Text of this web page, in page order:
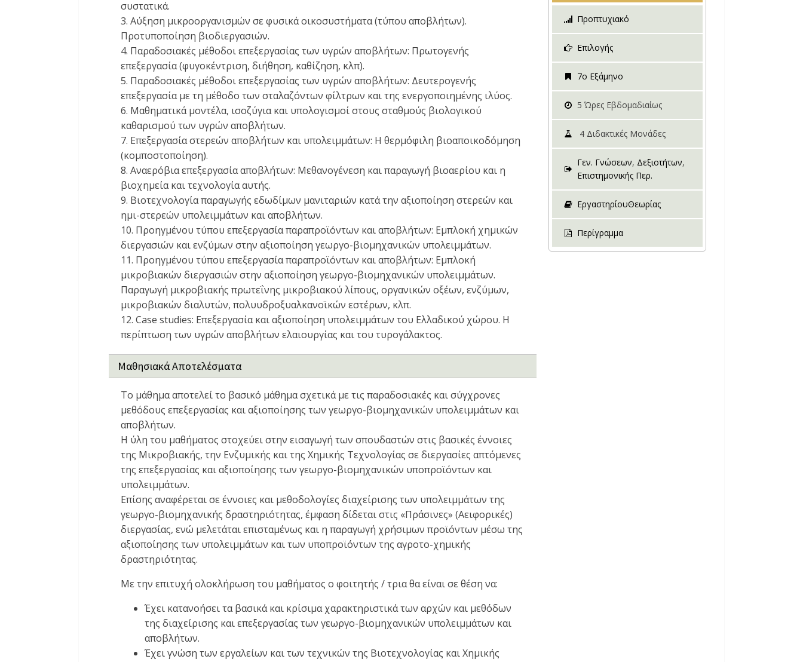
συστατικά.
3. Αύξηση μικροοργανισμών σε φυσικά οικοσυστήματα (τύπου αποβλήτων).
Προτυποποίηση βιοδιεργασιών.
4. Παραδοσιακές μέθοδοι επεξεργασίας των υγρών αποβλήτων: Πρωτογενής
επεξεργασία (φυγοκέντριση, διήθηση, καθίζηση, κλπ).
5. Παραδοσιακές μέθοδοι επεξεργασίας των υγρών αποβλήτων: Δευτερογενής
επεξεργασία με τη μέθοδο των σταλαζόντων φίλτρων και της ενεργοποιημένης ιλύος.
6. Μαθηματικά μοντέλα, ισοζύγια και υπολογισμοί στους σταθμούς βιολογικού
καθαρισμού των υγρών αποβλήτων.
7. Επεξεργασία στερεών αποβλήτων και υπολειμμάτων: Η θερμόφιλη βιοαποικοδόμηση
(κομποστοποίηση).
8. Αναερόβια επεξεργασία αποβλήτων: Μεθανογένεση και παραγωγή βιοαερίου και η
βιοχημεία και τεχνολογία αυτής.
9. Βιοτεχνολογία παραγωγής εδωδίμων μανιταριών κατά την αξιοποίηση στερεών και
ημι-στερεών υπολειμμάτων και αποβλήτων.
10. Προηγμένου τύπου επεξεργασία παραπροϊόντων και αποβλήτων: Εμπλοκή χημικών
διεργασιών και ενζύμων στην αξιοποίηση γεωργο-βιομηχανικών υπολειμμάτων.
11. Προηγμένου τύπου επεξεργασία παραπροϊόντων και αποβλήτων: Εμπλοκή
μικροβιακών διεργασιών στην αξιοποίηση γεωργο-βιομηχανικών υπολειμμάτων.
Παραγωγή μικροβιακής πρωτεΐνης μικροβιακού λίπους, οργανικών οξέων, ενζύμων,
μικροβιακών διαλυτών, πολυυδροξυαλκανοϊκών εστέρων, κλπ.
12. Case studies: Επεξεργασία και αξιοποίηση υπολειμμάτων του Ελλαδικού χώρου. Η
περίπτωση των υγρών αποβλήτων ελαιουργίας και του τυρογάλακτος.
Μαθησιακά Αποτελέσματα
Το μάθημα αποτελεί το βασικό μάθημα σχετικά με τις παραδοσιακές και σύγχρονες
μεθόδους επεξεργασίας και αξιοποίησης των γεωργο-βιομηχανικών υπολειμμάτων και
αποβλήτων.
Η ύλη του μαθήματος στοχεύει στην εισαγωγή των σπουδαστών στις βασικές έννοιες
της Μικροβιακής, την Ενζυμικής και της Χημικής Τεχνολογίας σε διεργασίες απτόμενες
της επεξεργασίας και αξιοποίησης των γεωργο-βιομηχανικών υποπροϊόντων και
υπολειμμάτων.
Επίσης αναφέρεται σε έννοιες και μεθοδολογίες διαχείρισης των υπολειμμάτων της
γεωργο-βιομηχανικής δραστηριότητας, έμφαση δίδεται στις «Πράσινες» (Αειφορικές)
διεργασίας, ενώ μελετάται επισταμένως και η παραγωγή χρήσιμων προϊόντων μέσω της
αξιοποίησης των υπολειμμάτων και των υποπροϊόντων της αγροτο-χημικής
δραστηριότητας.
Με την επιτυχή ολοκλήρωση του μαθήματος ο φοιτητής / τρια θα είναι σε θέση να:
Έχει κατανοήσει τα βασικά και κρίσιμα χαρακτηριστικά των αρχών και μεθόδων
της διαχείρισης και επεξεργασίας των γεωργο-βιομηχανικών υπολειμμάτων και
αποβλήτων.
Έχει γνώση των εργαλείων και των τεχνικών της Βιοτεχνολογίας και Χημικής
Προπτυχιακό
Επιλογής
7ο Εξάμηνο
5 Ώρες Εβδομαδιαίως
4 Διδακτικές Μονάδες
Γεν. Γνώσεων, Δεξιοτήτων,
Επιστημονικής Περ.
ΕργαστηρίουΘεωρίας
Περίγραμμα